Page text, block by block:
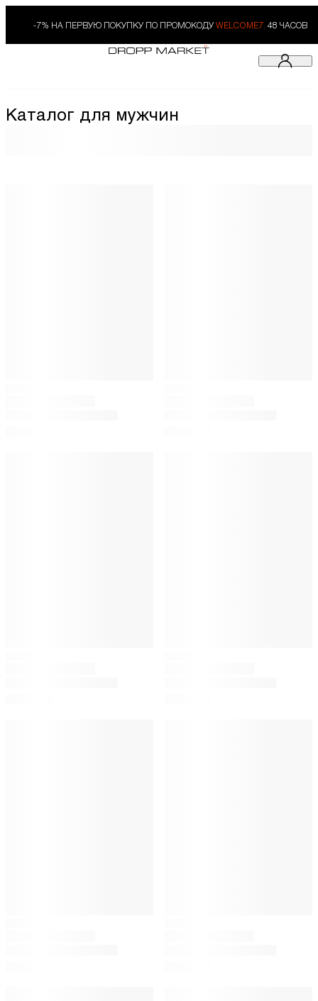
-7% НА ПЕРВУЮ ПОКУПКУ ПО ПРОМОКОДУ WELCOME7. 48 ЧАСОВ
Каталог для мужчин